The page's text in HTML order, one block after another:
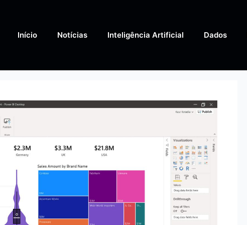
Início Notícias Inteligência Artificial Dados